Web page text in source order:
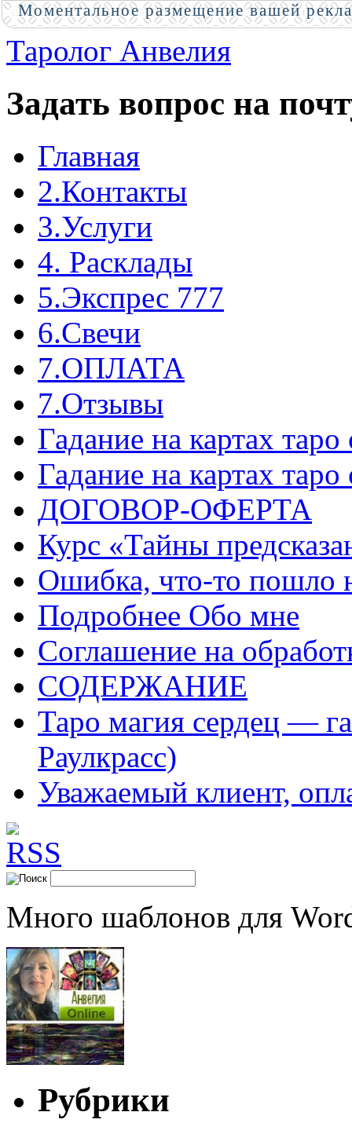
Таролог Анвелия
Задать вопрос на
Главная
2.Контакты
3.Услуги
4. Расклады
5.Экспрес 777
6.Свечи
7.ОПЛАТА
7.Отзывы
Гадание на картах
Гадание на картах
ДОГОВОР-ОФЕРТА
Курс «Тайны
Ошибка, что-то пошло
Подробнее Обо мне
Соглашение на
СОДЕРЖАНИЕ
Таро магия сердец —
Раулкрасс)
Уважаемый клиент,
Много шаблонов для
Рубрики
Моментальное размещение вашей